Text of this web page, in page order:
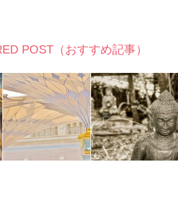
POST（おすすめ記事）